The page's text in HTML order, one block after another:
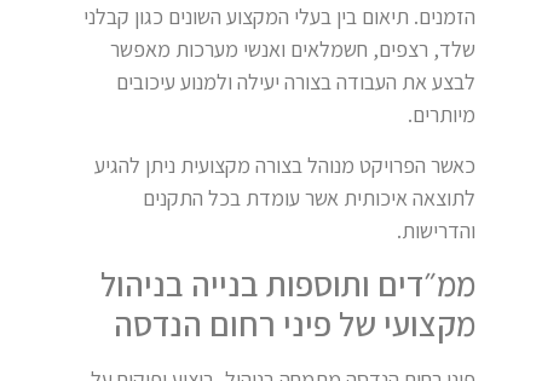
הזמנים. תיאום בין בעלי המקצוע השונים כגון קבלני
שלד, רצפים, חשמלאים ואנשי מערכות מאפשר
לבצע את העבודה בצורה יעילה ולמנוע עיכובים
מיותרים.
כאשר הפרויקט מנוהל בצורה מקצועית ניתן להגיע
לתוצאה איכותית אשר עומדת בכל התקנים
והדרישות.
ממ״דים ותוספות בנייה בניהול
מקצועי של פיני רחום הנדסה